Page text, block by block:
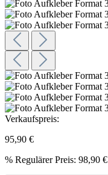
Verkaufspreis:
95,90 €
% Regulärer Preis: 98,90 €